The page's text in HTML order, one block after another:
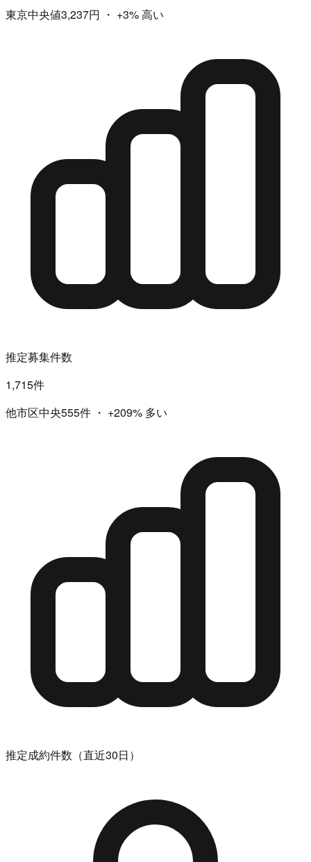
東京中央値3,237円 ・ +3%高い
推定募集件数
1,715件
他市区中央555件 ・ +209% 多い
推定成約件数（直近30日）